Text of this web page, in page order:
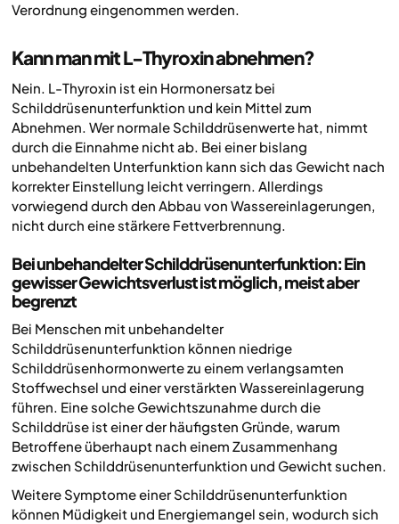
Verordnung eingenommen werden.
Kann man mit L-Thyroxin abnehmen?
Nein. L-Thyroxin ist ein Hormonersatz bei
Schilddrüsenunterfunktion und kein Mittel zum
Abnehmen. Wer normale Schilddrüsenwerte hat, nimmt
durch die Einnahme nicht ab. Bei einer bislang
unbehandelten Unterfunktion kann sich das Gewicht nach
korrekter Einstellung leicht verringern. Allerdings
vorwiegend durch den Abbau von Wassereinlagerungen,
nicht durch eine stärkere Fettverbrennung.
Bei unbehandelter Schilddrüsenunterfunktion: Ein
gewisser Gewichtsverlust ist möglich, meist aber
begrenzt
Bei Menschen mit unbehandelter
Schilddrüsenunterfunktion können niedrige
Schilddrüsenhormonwerte zu einem verlangsamten
Stoffwechsel und einer verstärkten Wassereinlagerung
führen. Eine solche Gewichtszunahme durch die
Schilddrüse ist einer der häufigsten Gründe, warum
Betroffene überhaupt nach einem Zusammenhang
zwischen Schilddrüsenunterfunktion und Gewicht suchen.
Weitere Symptome einer Schilddrüsenunterfunktion
können Müdigkeit und Energiemangel sein, wodurch sich